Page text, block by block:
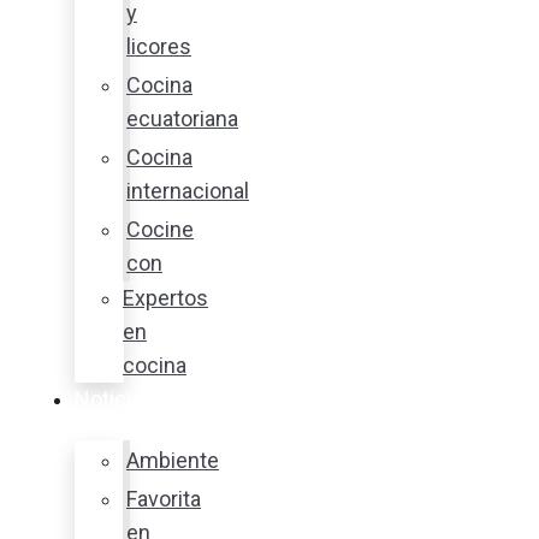
y
licores
Cocina
ecuatoriana
Cocina
internacional
Cocine
con
Expertos
en
cocina
Ambiente
Favorita
en